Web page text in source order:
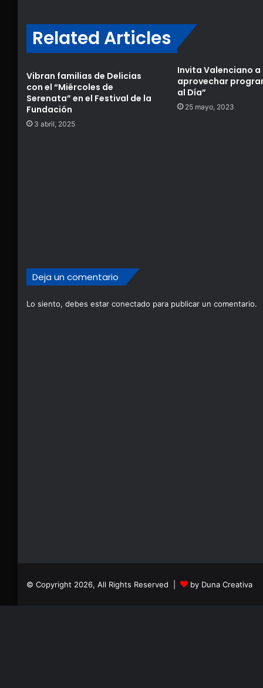
Related Articles
Vibran familias de Delicias
con el “Miércoles de
Serenata” en el Festival de la
Fundación
3 abril, 2025
Invita Valenciano a
aprovechar
al Día”
25 mayo, 2023
Deja un comentario
Lo siento, debes estar conectado para publicar un comentario.
© Copyright 2026, All Rights Reserved | by Duna Creativa